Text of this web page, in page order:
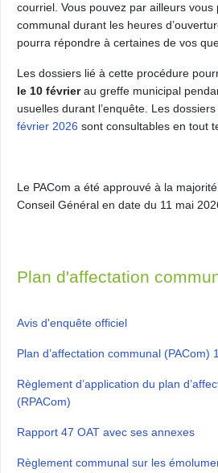
courriel. Vous pouvez par ailleurs
communal durant les heures
pourra répondre à certaines de vos
Les dossiers lié à cette procédure
le 10 févrierau greffe municipal
usuelles durant l’enquête. Les dossiers
février 2026 sont consultables en tout
Le PACom a été approuvé à la
Conseil Général en date du 11 mai
Plan d'affectation
Avis d'enquête officiel
Plan d’affectation communal (PACom)
Règlement d’application du plan
(RPACom)
Rapport 47 OAT avec ses annexes
Règlement communal sur les